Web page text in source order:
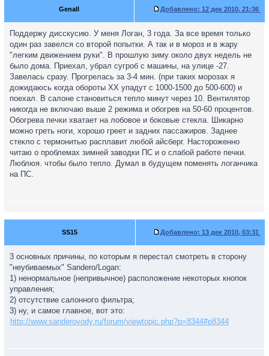
Genall Добавлено: 12 дек 2010, 21:36
Поддержу дисскусию. У меня Логан, 3 года. За все время только
один раз завелся со второй попытки. А так и в мороз и в жару
"легким движением руки". В прошлую зиму около двух недель не
было дома. Приехал, убрал сугроб с машины, на улице -27.
Завелась сразу. Прогрелась за 3-4 мин. (при таких морозах я
дожидаюсь когда обороты ХХ упадут с 1000-1500 до 500-600) и
поехал. В салоне становиться тепло минут через 10. Вентилятор
никогда не включаю выше 2 режима и обогрев на 50-60 процентов.
Обогрева печки хватает на лобовое и боковые стекла. Шикарно
можно греть ноги, хорошо греет и задних пассажиров. Заднее
стекло с термонитью расплавит любой айсберг. Настороженно
читаю о проблемах зимней заводки ПС и о слабой работе печки.
Люблюя. чтобы было тепло. Думал в будущем поменять логанчика
на ПС.
SS15 Добавлено: 13 дек 2010, 03:31
3 основных причины, по которым я перестал смотреть в сторону
"неубиваемых" Sandero/Logan:
1) ненормальное (непривычное) расположение некоторых кнопок
управления;
2) отсутствие салонного фильтра;
3) ну, и самое главное, вот это:
http://www.sanderovody.ru/forum/viewtopic.php?p=8344#p8344